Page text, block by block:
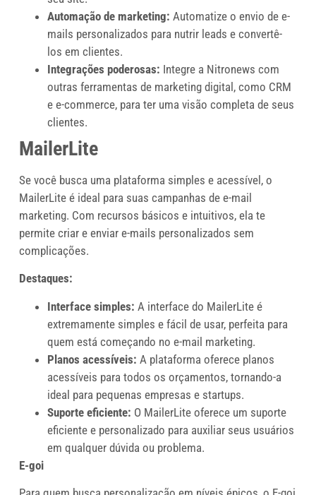
Automação de marketing: Automatize o envio de e-
mails personalizados para nutrir leads e convertê-
los em clientes.
Integrações poderosas: Integre a Nitronews com
outras ferramentas de marketing digital, como CRM
e e-commerce, para ter uma visão completa de seus
clientes.
MailerLite
Se você busca uma plataforma simples e acessível, o
MailerLite é ideal para suas campanhas de e-mail
marketing. Com recursos básicos e intuitivos, ela te
permite criar e enviar e-mails personalizados sem
complicações.
Destaques:
Interface simples: A interface do MailerLite é
extremamente simples e fácil de usar, perfeita para
quem está começando no e-mail marketing.
Planos acessíveis: A plataforma oferece planos
acessíveis para todos os orçamentos, tornando-a
ideal para pequenas empresas e startups.
Suporte eficiente: O MailerLite oferece um suporte
eficiente e personalizado para auxiliar seus usuários
em qualquer dúvida ou problema.
E-goi